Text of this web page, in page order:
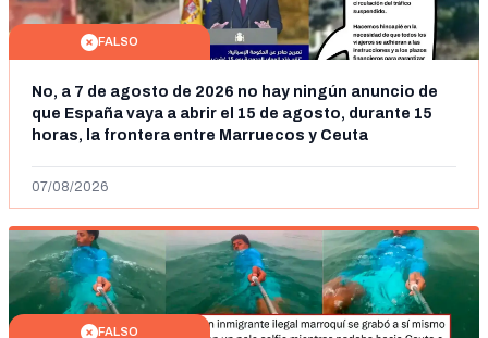
FALSO
No, a 7 de agosto de 2026 no hay ningún anuncio de
que España vaya a abrir el 15 de agosto, durante 15
horas, la frontera entre Marruecos y Ceuta
07/08/2026
FALSO